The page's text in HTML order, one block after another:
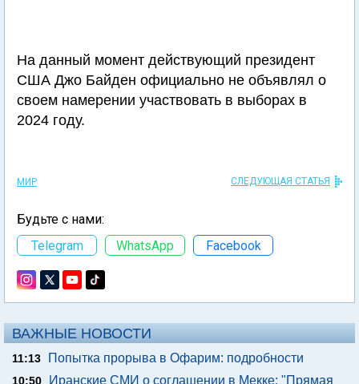
На данный момент действующий президент
США Джо Байден официально не объявлял о
своем намерении участвовать в выборах в
2024 году.
МИР СЛЕДУЮЩАЯ СТАТЬЯ
Будьте с нами:
Telegram
WhatsApp Facebook
ВАЖНЫЕ НОВОСТИ
11:13 Попытка прорыва в Офарим: подробности
10:50
Иранские СМИ о соглашении в Мекке: "Прямая